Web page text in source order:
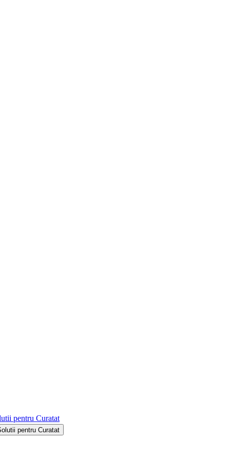
pentru Curatat
pentru Curatat